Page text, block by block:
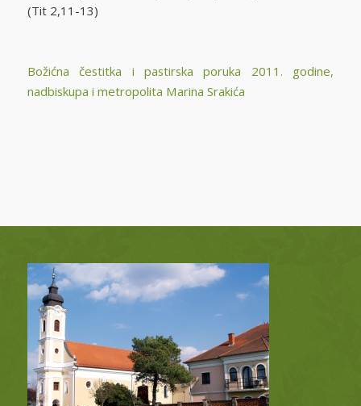
(Tit 2,11-13)
Božićna čestitka i pastirska poruka 2011. godine,
nadbiskupa i metropolita Marina Srakića